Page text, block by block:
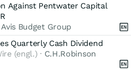
Against Pentwater Capital
Avis Budget Group
Quarterly Cash Dividend
(engl.) · C.H.Robinson